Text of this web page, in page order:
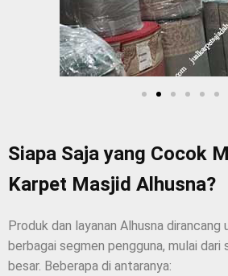
Siapa Saja yang Cocok
Karpet Masjid Alhusna?
Produk dan layanan Alhusna dirancang
berbagai segmen pengguna, mulai dari
besar. Beberapa di antaranya: